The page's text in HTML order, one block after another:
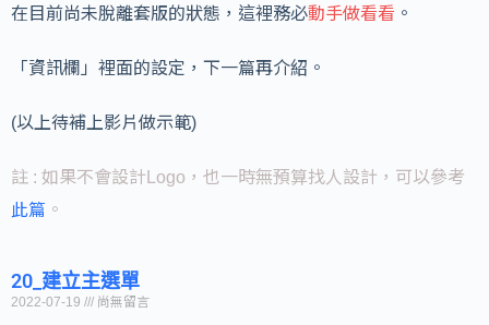
在目前尚未脫離套版的狀態，這裡務必動手做看看 。
「資訊欄」裡面的設定，下一篇再介紹。
(以上待補上影片做示範)
註 : 如果不會設計Logo，也一時無預算找人設計，可以參考
此篇 。
20_建立主選單
2022-07-19 尚無留言